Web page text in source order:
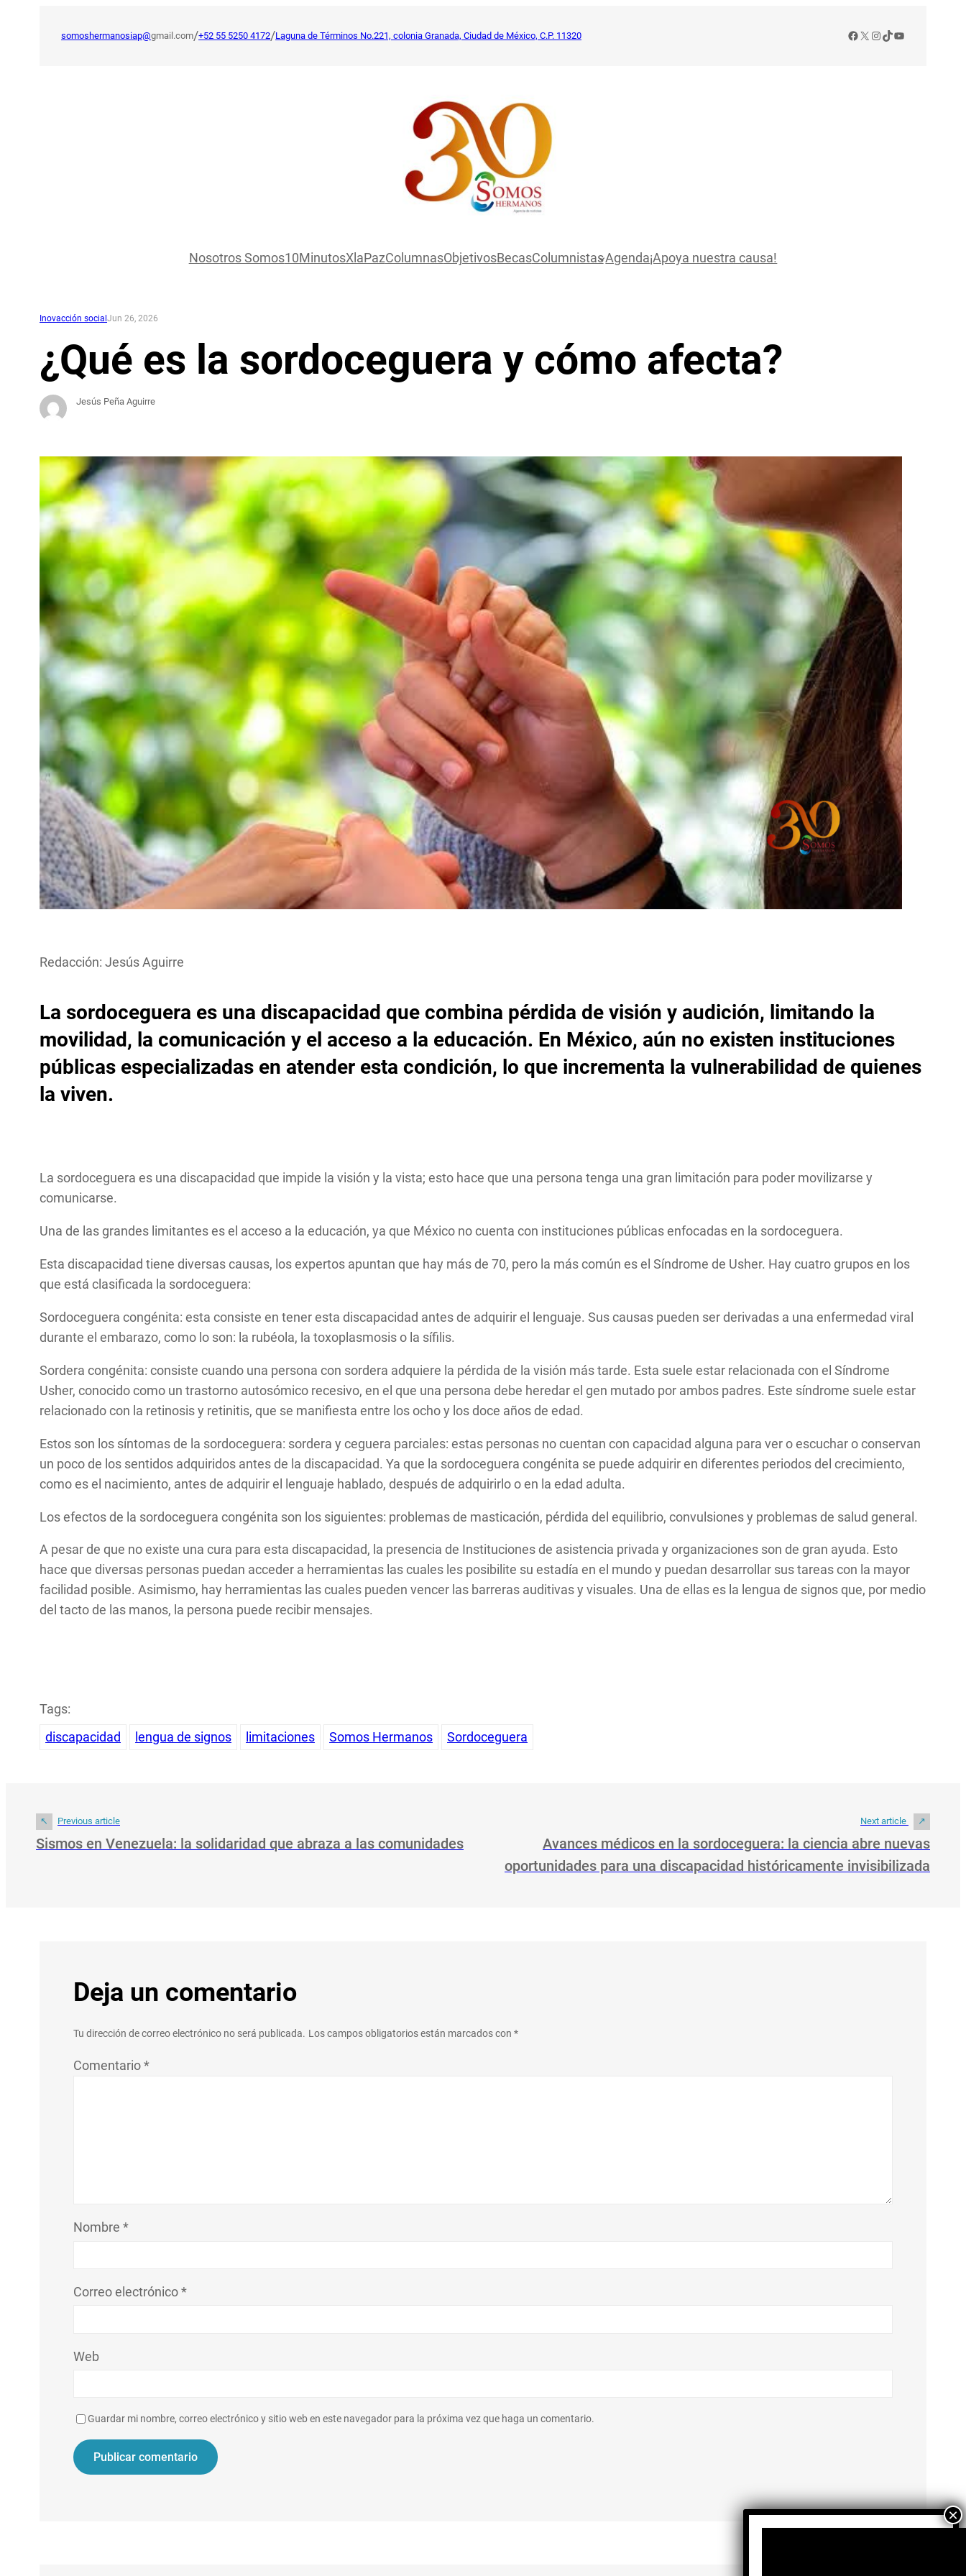
somoshermanosiap@gmail.com/+52 55 5250 4172/Laguna de Términos No.221, colonia Granada, Ciudad de México, C.P. 11320 Facebook
X Instagram
TikTok
YouTube
Nosotros Somos10MinutosXlaPazColumnasObjetivosBecasColumnistasAgenda¡Apoya nuestra causa!
Inovacción socialJun 26, 2026
¿Qué es la sordoceguera y cómo afecta?
Jesús Peña Aguirre
Redacción: Jesús Aguirre
La sordoceguera es una discapacidad que combina pérdida de visión y audición, limitando la
movilidad, la comunicación y el acceso a la educación. En México, aún no existen instituciones
públicas especializadas en atender esta condición, lo que incrementa la vulnerabilidad de quienes
la viven.
La sordoceguera es una discapacidad que impide la visión y la vista; esto hace que una persona tenga una gran limitación para poder movilizarse y
comunicarse.
Una de las grandes limitantes es el acceso a la educación, ya que México no cuenta con instituciones públicas enfocadas en la sordoceguera.
Esta discapacidad tiene diversas causas, los expertos apuntan que hay más de 70, pero la más común es el Síndrome de Usher. Hay cuatro grupos en los
que está clasificada la sordoceguera:
Sordoceguera congénita: esta consiste en tener esta discapacidad antes de adquirir el lenguaje. Sus causas pueden ser derivadas a una enfermedad viral
durante el embarazo, como lo son: la rubéola, la toxoplasmosis o la sífilis.
Sordera congénita: consiste cuando una persona con sordera adquiere la pérdida de la visión más tarde. Esta suele estar relacionada con el Síndrome
Usher, conocido como un trastorno autosómico recesivo, en el que una persona debe heredar el gen mutado por ambos padres. Este síndrome suele estar
relacionado con la retinosis y retinitis, que se manifiesta entre los ocho y los doce años de edad.
Estos son los síntomas de la sordoceguera: sordera y ceguera parciales: estas personas no cuentan con capacidad alguna para ver o escuchar o conservan
un poco de los sentidos adquiridos antes de la discapacidad. Ya que la sordoceguera congénita se puede adquirir en diferentes periodos del crecimiento,
como es el nacimiento, antes de adquirir el lenguaje hablado, después de adquirirlo o en la edad adulta.
Los efectos de la sordoceguera congénita son los siguientes: problemas de masticación, pérdida del equilibrio, convulsiones y problemas de salud general.
A pesar de que no existe una cura para esta discapacidad, la presencia de Instituciones de asistencia privada y organizaciones son de gran ayuda. Esto
hace que diversas personas puedan acceder a herramientas las cuales les posibilite su estadía en el mundo y puedan desarrollar sus tareas con la mayor
facilidad posible. Asimismo, hay herramientas las cuales pueden vencer las barreras auditivas y visuales. Una de ellas es la lengua de signos que, por medio
del tacto de las manos, la persona puede recibir mensajes.
Tags:
discapacidad
lengua de signos limitaciones Somos Hermanos Sordoceguera
Previous article
Sismos en Venezuela: la solidaridad que abraza a las comunidades
Next article
Avances médicos en la sordoceguera: la ciencia abre nuevas
oportunidades para una discapacidad históricamente invisibilizada
Deja un comentario
Tu dirección de correo electrónico no será publicada. Los campos obligatorios están marcados con*
Comentario*
Nombre*
Correo electrónico*
Web
Guardar mi nombre, correo electrónico y sitio web en este navegador para la próxima vez que haga un comentario.